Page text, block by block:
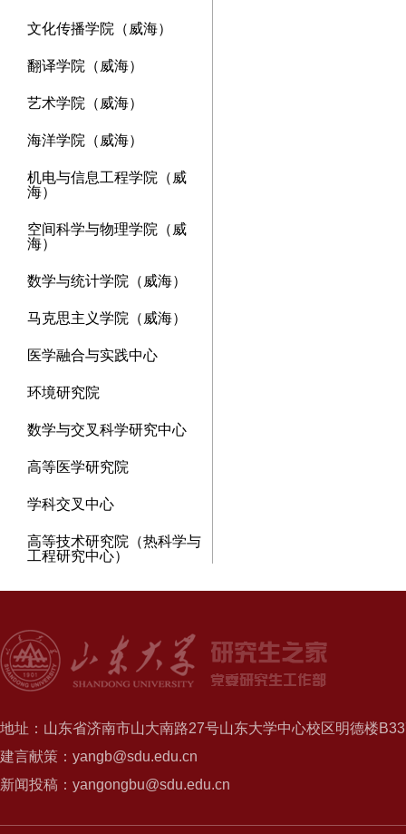
文化传播学院（威海）
翻译学院（威海）
艺术学院（威海）
海洋学院（威海）
机电与信息工程学院（威
海）
空间科学与物理学院（威
海）
数学与统计学院（威海）
马克思主义学院（威海）
医学融合与实践中心
环境研究院
数学与交叉科学研究中心
高等医学研究院
学科交叉中心
高等技术研究院（热科学与
工程研究中心）
地址：山东省济南市山大南路27号山东大学中心校区明德楼
建言献策：yangb@sdu.edu.cn
新闻投稿：yangongbu@sdu.edu.cn